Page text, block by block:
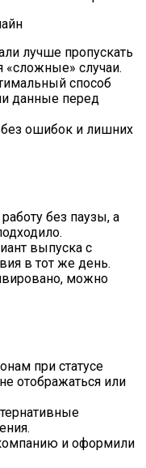
лучше пропускать
«сложные» случаи.
способ
данные перед
ошибок и лишних
без паузы, а
выпуска с
в тот же день.
можно
при статусе
отображаться или
и оформили